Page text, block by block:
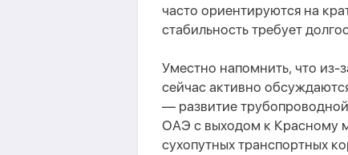
часто ориентируются на
стабильность требует
Уместно напомнить, что из-
сейчас активно
— развитие
ОАЭ с выходом к Красному
сухопутных транспортных